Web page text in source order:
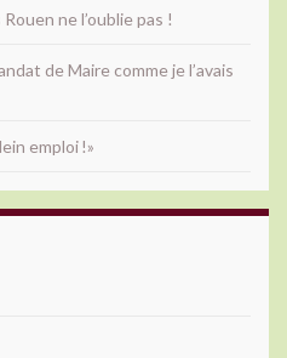
ne l’oublie pas !
de Maire comme je l’avais
emploi !»